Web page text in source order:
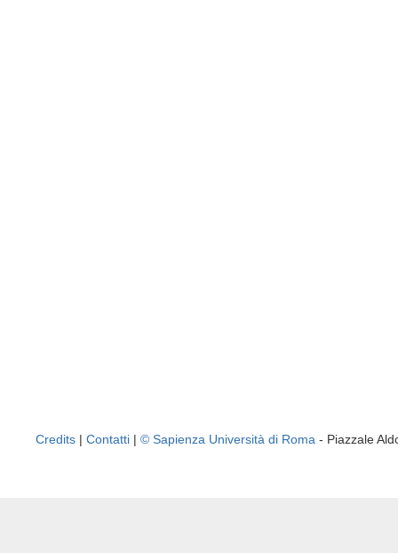
Credits | Contatti | © Sapienza Università di Roma - Piazzale